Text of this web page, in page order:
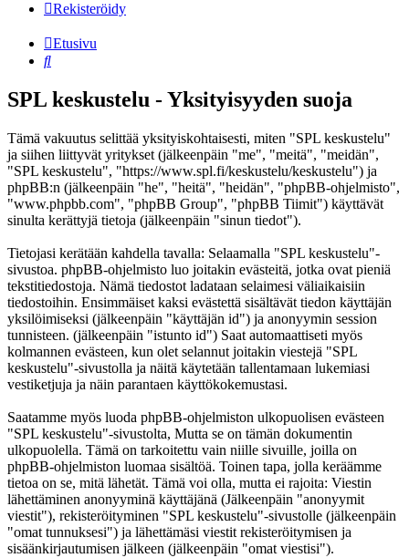
Rekisteröidy
Etusivu
Etsi
SPL keskustelu - Yksityisyyden suoja
Tämä vakuutus selittää yksityiskohtaisesti, miten "SPL keskustelu"
ja siihen liittyvät yritykset (jälkeenpäin "me", "meitä", "meidän",
"SPL keskustelu", "https://www.spl.fi/keskustelu/keskustelu") ja
phpBB:n (jälkeenpäin "he", "heitä", "heidän", "phpBB-ohjelmisto",
"www.phpbb.com", "phpBB Group", "phpBB Tiimit") käyttävät
sinulta kerättyjä tietoja (jälkeenpäin "sinun tiedot").
Tietojasi kerätään kahdella tavalla: Selaamalla "SPL keskustelu"-
sivustoa. phpBB-ohjelmisto luo joitakin evästeitä, jotka ovat pieniä
tekstitiedostoja. Nämä tiedostot ladataan selaimesi väliaikaisiin
tiedostoihin. Ensimmäiset kaksi evästettä sisältävät tiedon käyttäjän
yksilöimiseksi (jälkeenpäin "käyttäjän id") ja anonyymin session
tunnisteen. (jälkeenpäin "istunto id") Saat automaattiseti myös
kolmannen evästeen, kun olet selannut joitakin viestejä "SPL
keskustelu"-sivustolla ja näitä käytetään tallentamaan lukemiasi
vestiketjuja ja näin parantaen käyttökokemustasi.
Saatamme myös luoda phpBB-ohjelmiston ulkopuolisen evästeen
"SPL keskustelu"-sivustolta, Mutta se on tämän dokumentin
ulkopuolella. Tämä on tarkoitettu vain niille sivuille, joilla on
phpBB-ohjelmiston luomaa sisältöä. Toinen tapa, jolla keräämme
tietoa on se, mitä lähetät. Tämä voi olla, mutta ei rajoita: Viestin
lähettäminen anonyyminä käyttäjänä (Jälkeenpäin "anonyymit
viestit"), rekisteröityminen "SPL keskustelu"-sivustolle (jälkeenpäin
"omat tunnuksesi") ja lähettämäsi viestit rekisteröitymisen ja
sisäänkirjautumisen jälkeen (jälkeenpäin "omat viestisi").